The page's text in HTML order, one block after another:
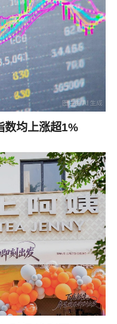
数均上涨超1%